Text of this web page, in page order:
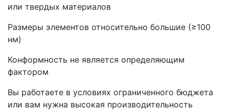
или твердых материалов
Размеры элементов относительно большие (≥100
нм)
Конформность не является определяющим
фактором
Вы работаете в условиях ограниченного бюджета
или вам нужна высокая производительность